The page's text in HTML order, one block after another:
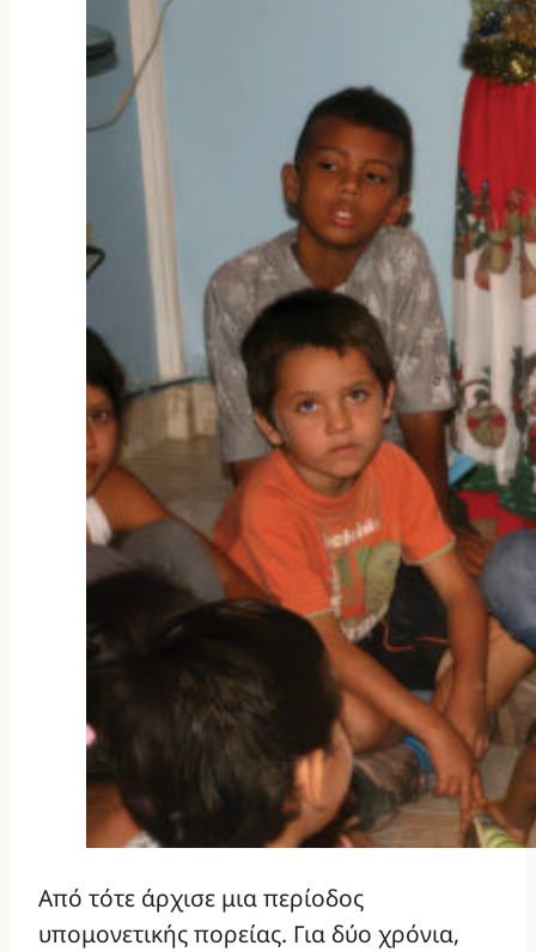
Από τότε άρχισε μια περίοδος
υπομονετικής πορείας. Για δύο χρόνια,